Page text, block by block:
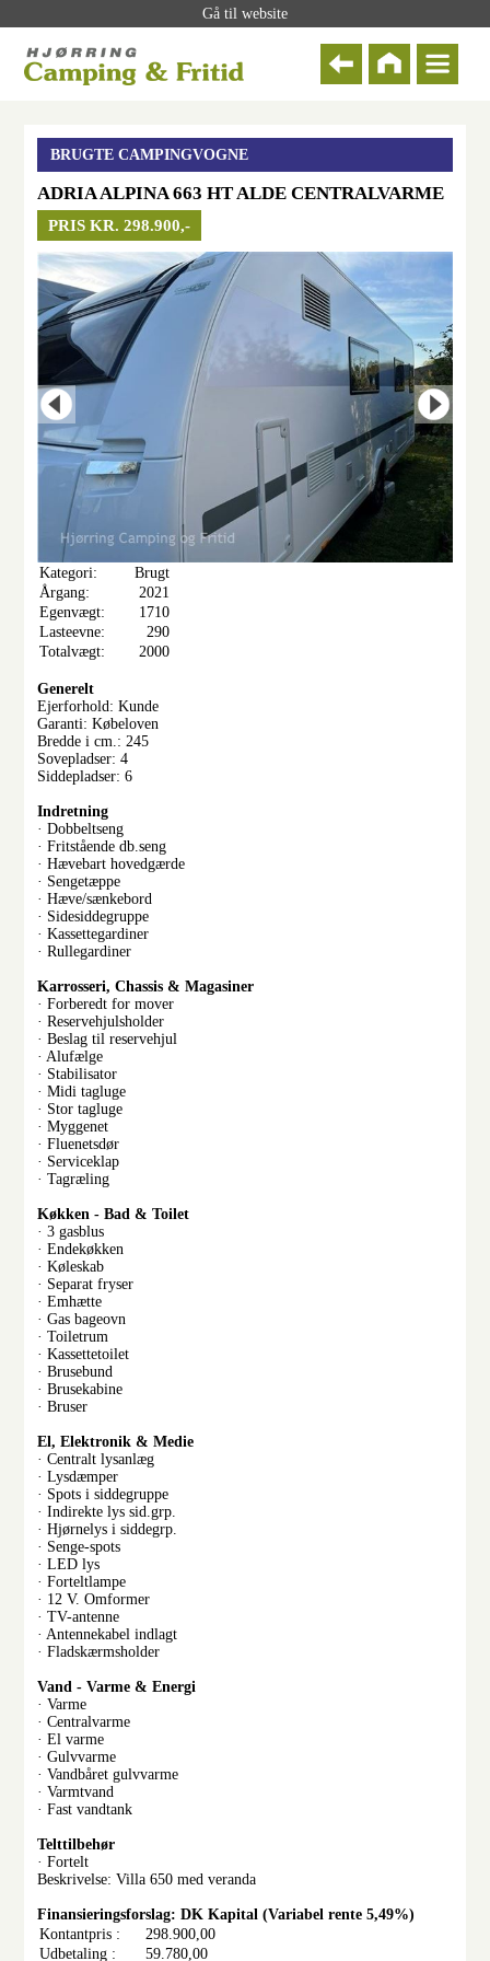
Gå til website
BRUGTE CAMPINGVOGNE
ADRIA ALPINA 663 HT ALDE CENTRALVARME
PRIS KR. 298.900,-
Kategori:
Brugt
Årgang:
2021
Egenvægt:
1710
Lasteevne:
290
Totalvægt:
2000
Generelt
Ejerforhold: Kunde
Garanti: Købeloven
Bredde i cm.: 245
Sovepladser: 4
Siddepladser: 6
Indretning
· Dobbeltseng
· Fritstående db.seng
· Hævebart hovedgærde
· Sengetæppe
· Hæve/sænkebord
· Sidesiddegruppe
· Kassettegardiner
· Rullegardiner
Karrosseri, Chassis & Magasiner
· Forberedt for mover
· Reservehjulsholder
· Beslag til reservehjul
· Alufælge
· Stabilisator
· Midi tagluge
· Stor tagluge
· Myggenet
· Fluenetsdør
· Serviceklap
· Tagræling
Køkken - Bad & Toilet
· 3 gasblus
· Endekøkken
· Køleskab
· Separat fryser
· Emhætte
· Gas bageovn
· Toiletrum
· Kassettetoilet
· Brusebund
· Brusekabine
· Bruser
El, Elektronik & Medie
· Centralt lysanlæg
· Lysdæmper
· Spots i siddegruppe
· Indirekte lys sid.grp.
· Hjørnelys i siddegrp.
· Senge-spots
· LED lys
· Forteltlampe
· 12 V. Omformer
· TV-antenne
· Antennekabel indlagt
· Fladskærmsholder
Vand - Varme & Energi
· Varme
· Centralvarme
· El varme
· Gulvvarme
· Vandbåret gulvvarme
· Varmtvand
· Fast vandtank
Telttilbehør
· Fortelt
Beskrivelse: Villa 650 med veranda
Finansieringsforslag: DK Kapital (Variabel rente 5,49%)
Kontantpris :
298.900,00
Udbetaling :
59.780,00